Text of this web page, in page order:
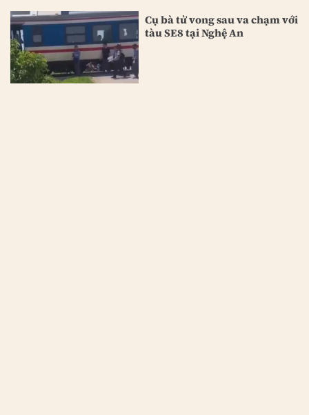
Cụ bà tử vong sau va chạm với
tàu SE8 tại Nghệ An